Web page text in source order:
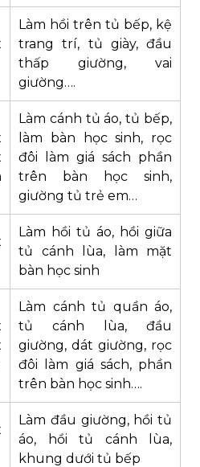
Làm hồi trên tủ bếp, kệ
trang trí, tủ giày, đầu
thấp giường, vai
giường….
Làm cánh tủ áo, tủ bếp,
làm bàn học sinh, rọc
đôi làm giá sách phần
trên bàn học sinh,
giường tủ trẻ em…
Làm hồi tủ áo, hồi giữa
tủ cánh lùa, làm mặt
bàn học sinh
Làm cánh tủ quần áo,
tủ cánh lùa, đầu
giường, dát giường, rọc
đôi làm giá sách, phần
trên bàn học sinh….
Làm đầu giường, hồi tủ
áo, hồi tủ cánh lùa,
khung dưới tủ bếp